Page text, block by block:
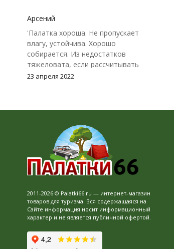
Арсений
'Палатка хороша. Не пропускает
влагу, устойчива. Хорошо
собирается. Из недостатков
тяжеловата, если рассчитывать
спать в ней одному и тащить вдаль
23 апреля 2022
2011-2026 © Palatki66.ru — интернет-магазин
товаров для туризма. Вся содержащаяся на
Сайте информация носит информационный
характер и не является публичной офертой.